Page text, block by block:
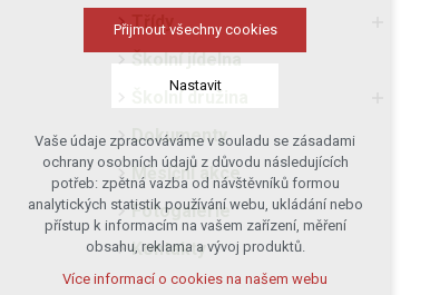
Třídy
Školní jídelna
Školní družina
Dokumenty
Měsíční akce
Fotogalerie
Kontakty
Přijmout všechny cookies
Nastavit
Technická cookies
nutná pro provozování webu
udržení kontextu stránek (session):
případná přihlášení, volby jazyka, apod.
Volitelná cookies
analytická pro anonymizované
Vaše údaje zpracováváme v souladu se zásadami
ochrany osobních údajů z důvodu následujících
potřeb: zpětná vazba od návštěvníků formou
analytických statistik používání webu, ukládání nebo
přístup k informacím na vašem zařízení, měření
obsahu, reklama a vývoj produktů.
Více informací o cookies na našem webu